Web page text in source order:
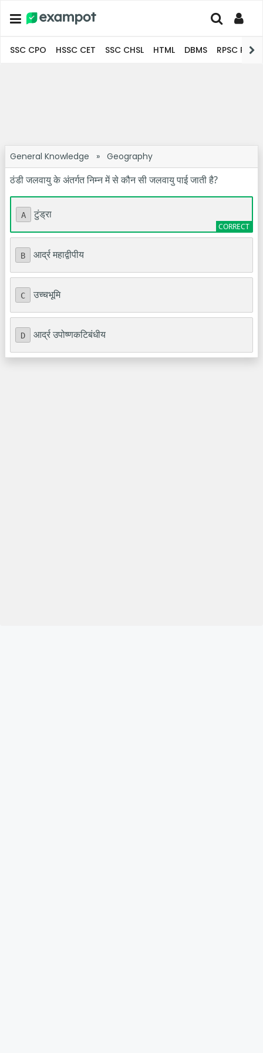
SSC CPO HSSC CET SSC CHSL HTML DBMS RPSC
General Knowledge » Geography
ठंडी जलवायु के अंतर्गत निम्न में से कौन सी जलवायु पाई जाती है?
A टुंड्रा
B आर्द्र महाद्वीपीय
C उच्चभूमि
D आर्द्र उपोष्णकटिबंधीय